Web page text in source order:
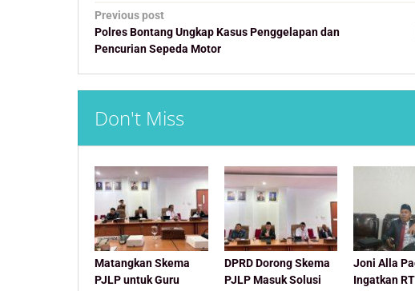
Post
navigation
Previous post
Polres Bontang Ungkap Kasus Penggelapan dan
Pencurian Sepeda Motor
Don't Miss
Matangkan Skema
PJLP untuk Guru
DPRD Dorong Skema
PJLP Masuk Solusi
Joni Alla
Ingatkan